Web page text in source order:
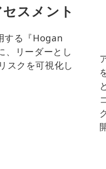
スメント
する『Hogan
リーダーとし
スクを可視化し